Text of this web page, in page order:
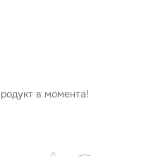
в момента!